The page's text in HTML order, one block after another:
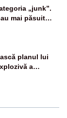
„junk”.
mai păsuit
planul lui
a
PLUS